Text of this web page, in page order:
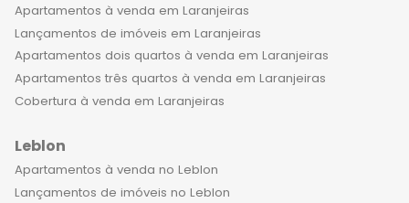
Apartamentos à venda em Laranjeiras
Lançamentos de imóveis em Laranjeiras
Apartamentos dois quartos à venda em Laranjeiras
Apartamentos três quartos à venda em Laranjeiras
Cobertura à venda em Laranjeiras
Leblon
Apartamentos à venda no Leblon
Lançamentos de imóveis no Leblon